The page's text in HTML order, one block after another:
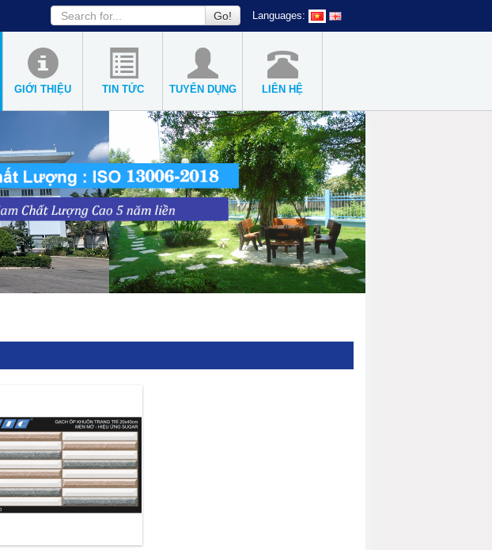
Languages:
Go!
GIỚI THIỆU TIN TỨC TUYỂN DỤNG LIÊN HỆ